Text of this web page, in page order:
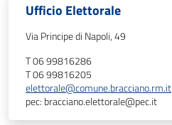
Ufficio Elettorale
Via Principe di Napoli, 49
T 06 99816286
T 06 99816205
elettorale@comune.bracciano.rm.it
pec: bracciano.elettorale@pec.it